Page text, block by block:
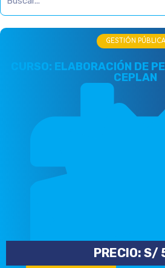
GESTIÓN PÚBLICA
CURSO: ELABORACIÓN DE
CEPLAN
PRECIO: S/